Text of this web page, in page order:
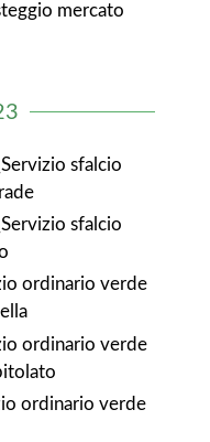
mercato
sfalcio
sfalcio
ordinario verde
ordinario verde
ordinario verde